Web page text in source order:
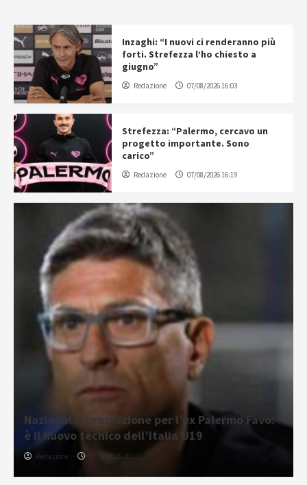
Inzaghi: “I nuovi ci renderanno più
forti. Strefezza l’ho chiesto a
giugno”
Redazione 07/08/2026 16:03
Strefezza: “Palermo, cercavo un
progetto importante. Sono
carico”
Redazione 07/08/2026 16:19
Nazionale, promozione per l’ex Palermo Favo:
è il nuovo tecnico dell’Italia U19
Redazione 07/08/2026 20:12